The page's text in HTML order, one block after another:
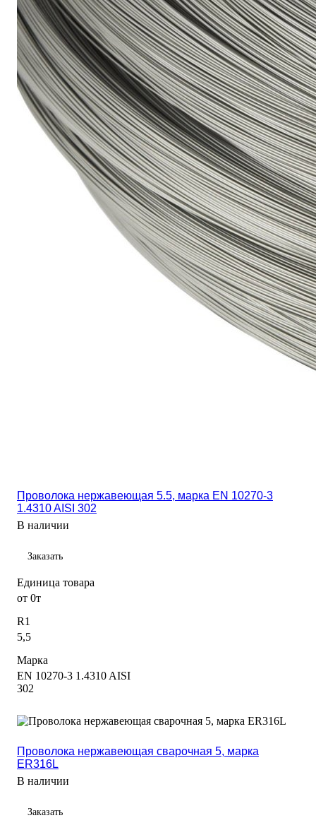
Проволока нержавеющая 5.5, марка EN 10270-3
1.4310 AISI 302
В наличии
Заказать
Единица товара
от 0т
R1
5,5
Марка
EN 10270-3 1.4310 AISI
302
Проволока нержавеющая сварочная 5, марка
ER316L
В наличии
Заказать